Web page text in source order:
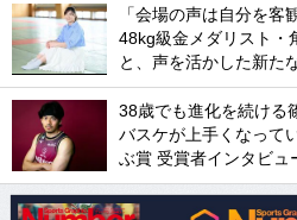
「会場の声は自分を客
48kg級金メダリスト・
と、声を活かした新た
38歳でも進化を続ける
バスケが上手くなって
ぶ賞 受賞者インタビュ